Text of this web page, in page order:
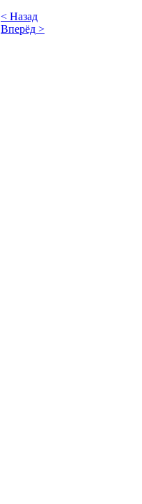
< Назад
Вперёд >